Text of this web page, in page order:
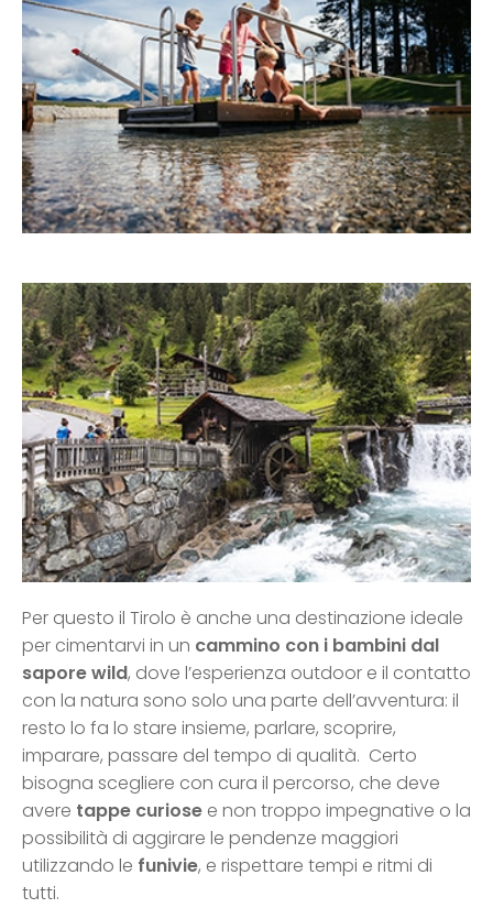
Per questo il Tirolo è anche una destinazione ideale
per cimentarvi in un cammino con i bambini dal
sapore wild, dove l’esperienza outdoor e il contatto
con la natura sono solo una parte dell’avventura: il
resto lo fa lo stare insieme, parlare, scoprire,
imparare, passare del tempo di qualità. Certo
bisogna scegliere con cura il percorso, che deve
avere tappe curiose e non troppo impegnative o la
possibilità di aggirare le pendenze maggiori
utilizzando le funivie, e rispettare tempi e ritmi di
tutti.